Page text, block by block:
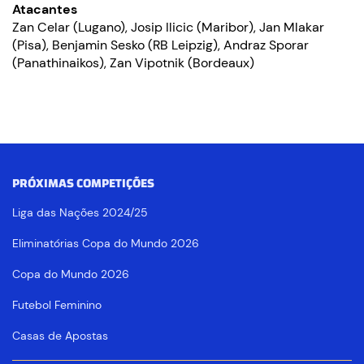
Atacantes
Zan Celar (Lugano), Josip Ilicic (Maribor), Jan Mlakar
(Pisa), Benjamin Sesko (RB Leipzig), Andraz Sporar
(Panathinaikos), Zan Vipotnik (Bordeaux)
PRÓXIMAS COMPETIÇÕES
Liga das Nações 2024/25
Eliminatórias Copa do Mundo 2026
Copa do Mundo 2026
Futebol Feminino
Casas de Apostas